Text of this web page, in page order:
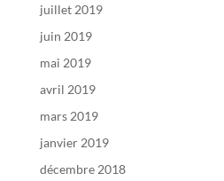
juillet 2019
juin 2019
mai 2019
avril 2019
mars 2019
janvier 2019
décembre 2018